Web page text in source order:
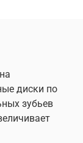
диски по
зубьев